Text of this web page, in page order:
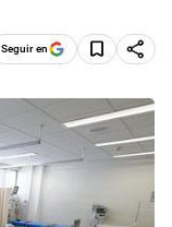
Seguir en